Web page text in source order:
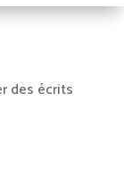
des écrits